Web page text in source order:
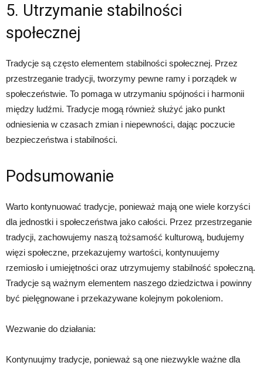
5. Utrzymanie stabilności
społecznej
Tradycje są często elementem stabilności społecznej. Przez
przestrzeganie tradycji, tworzymy pewne ramy i porządek w
społeczeństwie. To pomaga w utrzymaniu spójności i harmonii
między ludźmi. Tradycje mogą również służyć jako punkt
odniesienia w czasach zmian i niepewności, dając poczucie
bezpieczeństwa i stabilności.
Podsumowanie
Warto kontynuować tradycje, ponieważ mają one wiele korzyści
dla jednostki i społeczeństwa jako całości. Przez przestrzeganie
tradycji, zachowujemy naszą tożsamość kulturową, budujemy
więzi społeczne, przekazujemy wartości, kontynuujemy
rzemiosło i umiejętności oraz utrzymujemy stabilność społeczną.
Tradycje są ważnym elementem naszego dziedzictwa i powinny
być pielęgnowane i przekazywane kolejnym pokoleniom.
Wezwanie do działania:
Kontynuujmy tradycje, ponieważ są one niezwykle ważne dla